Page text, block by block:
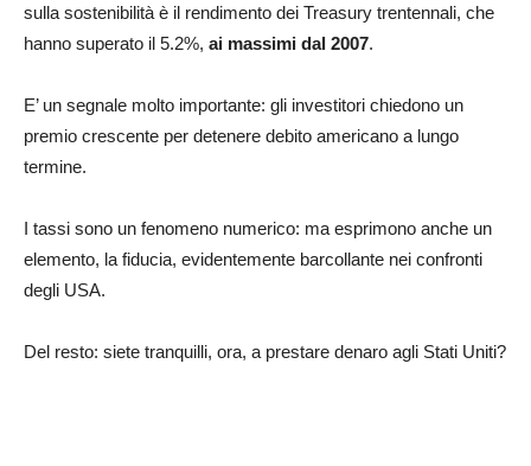
sulla sostenibilità è il rendimento dei Treasury trentennali, che
hanno superato il 5.2%, ai massimi dal 2007.
E’ un segnale molto importante: gli investitori chiedono un
premio crescente per detenere debito americano a lungo
termine.
I tassi sono un fenomeno numerico: ma esprimono anche un
elemento, la fiducia, evidentemente barcollante nei confronti
degli USA.
Del resto: siete tranquilli, ora, a prestare denaro agli Stati Uniti?